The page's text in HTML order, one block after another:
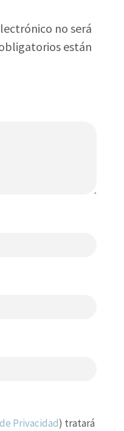
no será
están
Privacidad) tratará